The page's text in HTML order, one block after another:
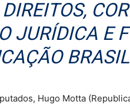
JURÍDICA E
Hugo Motta